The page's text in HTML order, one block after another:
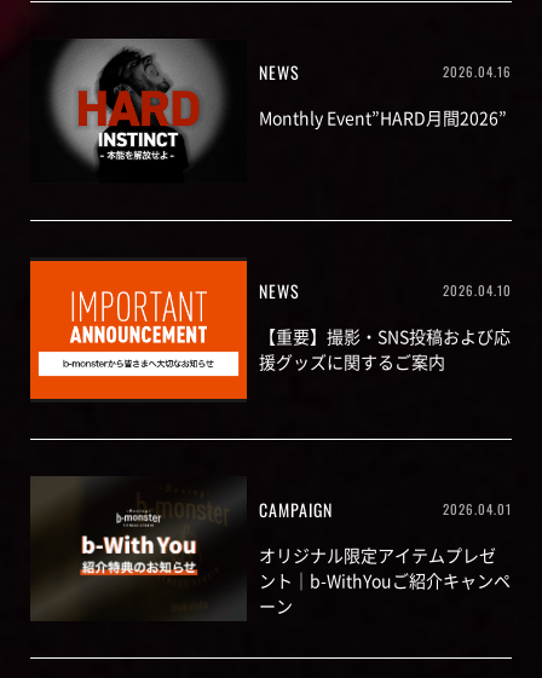
NEWS 2026.04.16
Monthly Event”HARD月間2026”
NEWS 2026.04.10
【重要】撮影・SNS投稿および応
援グッズに関するご案内
CAMPAIGN 2026.04.01
オリジナル限定アイテムプレゼ
ント｜b-WithYouご紹介キャンペ
ーン